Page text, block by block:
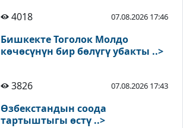
4018 07.08.2026 17:46
Бишкекте Тоголок Молдо
көчөсүнүн бир бөлүгү убакты ..>
3826 07.08.2026 17:43
Өзбекстандын соода
тартыштыгы өстү ..>